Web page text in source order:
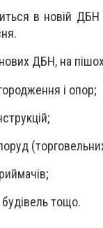
в новій ДБН
ДБН, на
і опор;
будівель тощо.